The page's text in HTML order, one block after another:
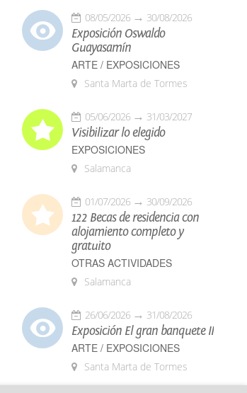
08/05/2026 30/08/2026
Exposición Oswaldo
Guayasamín
ARTE / EXPOSICIONES
Santa Marta de Tormes
05/06/2026 31/03/2027
Visibilizar lo elegido
EXPOSICIONES
Salamanca
01/07/2026 30/09/2026
122 Becas de residencia con
alojamiento completo y
gratuito
OTRAS ACTIVIDADES
Salamanca
26/06/2026 31/08/2026
Exposición El gran banquete II
ARTE / EXPOSICIONES
Santa Marta de Tormes